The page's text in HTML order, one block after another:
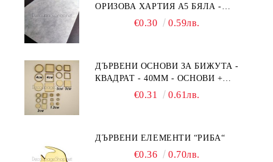
ОРИЗОВА ХАРТИЯ А5 БЯЛА -
€0.30 0.59лв.
ДЪРВЕНИ ОСНОВИ ЗА БИЖУТА -
КВАДРАТ - 40ММ - ОСНОВИ +
€0.31 0.61лв.
ДЪРВЕНИ ЕЛЕМЕНТИ “РИБА“
€0.36 0.70лв.